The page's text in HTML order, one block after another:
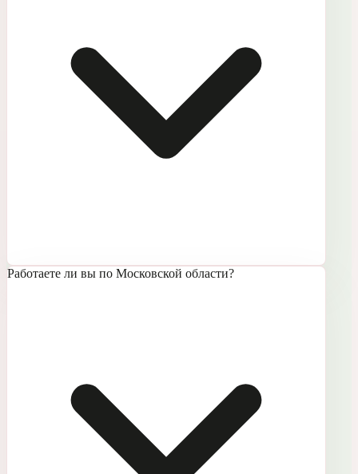
Работаете ли вы по Московской области?